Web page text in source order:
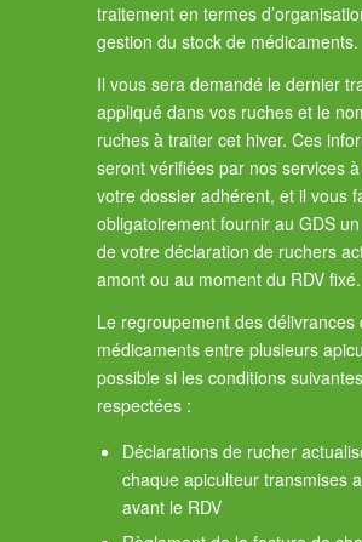
traitement en termes
gestion du stock de médicaments.
Il vous sera demandé le dernier
appliqué dans vos ruches et le
ruches à traiter cet hiver. Ces
seront vérifiées par nos services
votre dossier adhérent, et il vous
obligatoirement fournir au GDS
de votre déclaration de ruchers
amont ou au moment du RDV fixé.
Le regroupement des délivrances
médicaments entre plusieurs
possible si les conditions
respectées :
Déclarations de rucher
chaque apiculteur transmises
avant le RDV